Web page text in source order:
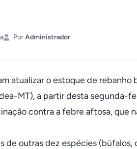
PorAdministrador
atualizar o estoque de
MT), a partir desta segunda-
contra a febre aftosa, que
outras dez espécies (búfalos,